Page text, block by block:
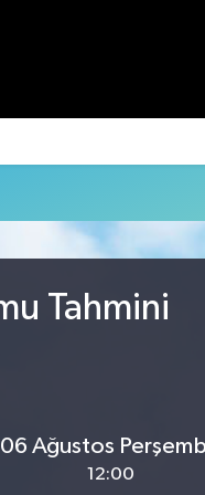
Tahmini
06 Ağustos
12:00